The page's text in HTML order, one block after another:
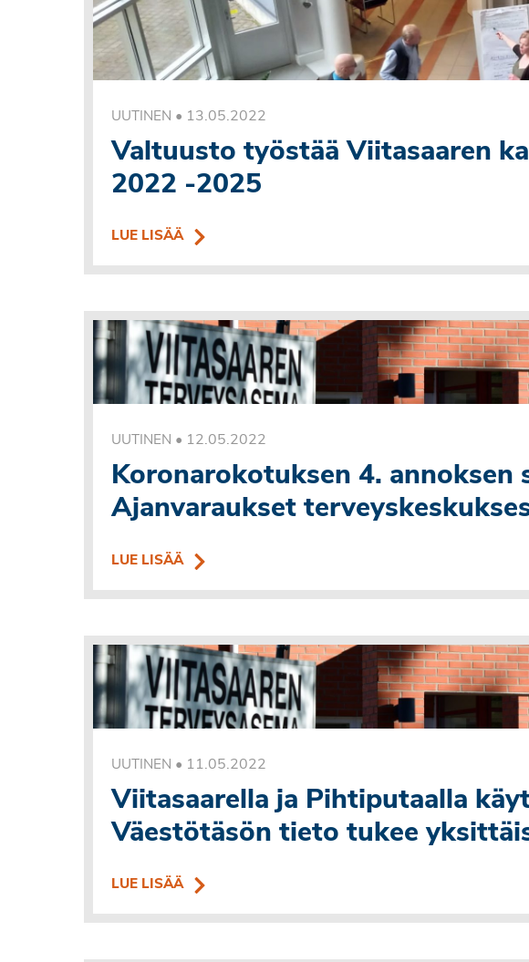
UUTINEN • 13.05.2022
Valtuusto työstää Viitasaaren
2022 -2025
LUE LISÄÄ
UUTINEN • 12.05.2022
Koronarokotuksen 4. annoksen
Ajanvaraukset
LUE LISÄÄ
UUTINEN • 11.05.2022
Viitasaarella ja Pihtiputaalla
Väestötäsön tieto tukee
LUE LISÄÄ